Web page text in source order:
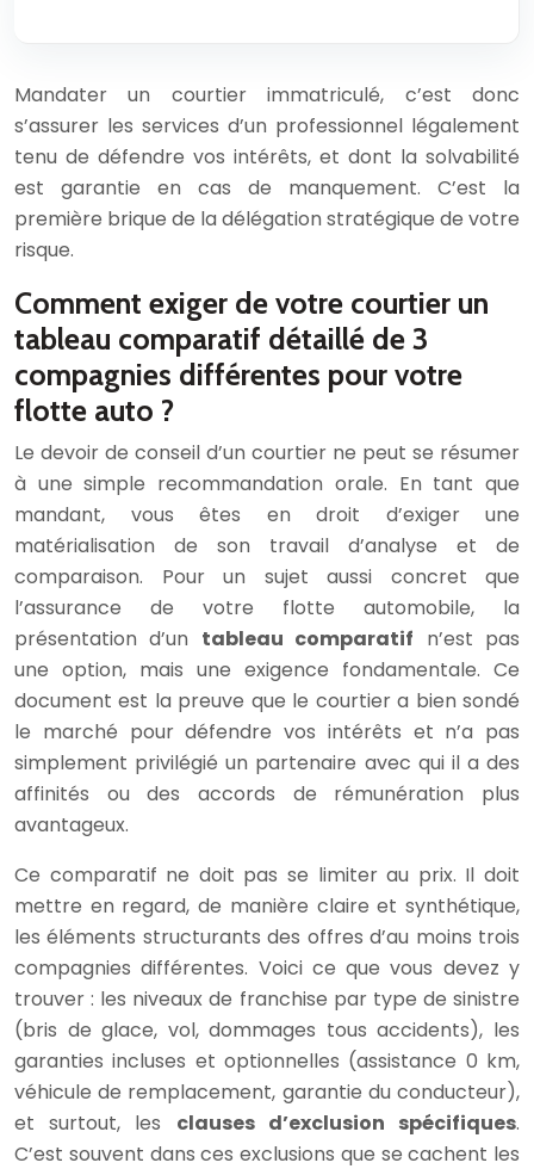
Mandater un courtier immatriculé, c’est donc
s’assurer les services d’un professionnel légalement
tenu de défendre vos intérêts, et dont la solvabilité
est garantie en cas de manquement. C’est la
première brique de la délégation stratégique de votre
risque.
Comment exiger de votre courtier un
tableau comparatif détaillé de 3
compagnies différentes pour votre
flotte auto ?
Le devoir de conseil d’un courtier ne peut se résumer
à une simple recommandation orale. En tant que
mandant, vous êtes en droit d’exiger une
matérialisation de son travail d’analyse et de
comparaison. Pour un sujet aussi concret que
l’assurance de votre flotte automobile, la
présentation d’un tableau comparatif n’est pas
une option, mais une exigence fondamentale. Ce
document est la preuve que le courtier a bien sondé
le marché pour défendre vos intérêts et n’a pas
simplement privilégié un partenaire avec qui il a des
affinités ou des accords de rémunération plus
avantageux.
Ce comparatif ne doit pas se limiter au prix. Il doit
mettre en regard, de manière claire et synthétique,
les éléments structurants des offres d’au moins trois
compagnies différentes. Voici ce que vous devez y
trouver : les niveaux de franchise par type de sinistre
(bris de glace, vol, dommages tous accidents), les
garanties incluses et optionnelles (assistance 0 km,
véhicule de remplacement, garantie du conducteur),
et surtout, les clauses d’exclusion spécifiques.
C’est souvent dans ces exclusions que se cachent les